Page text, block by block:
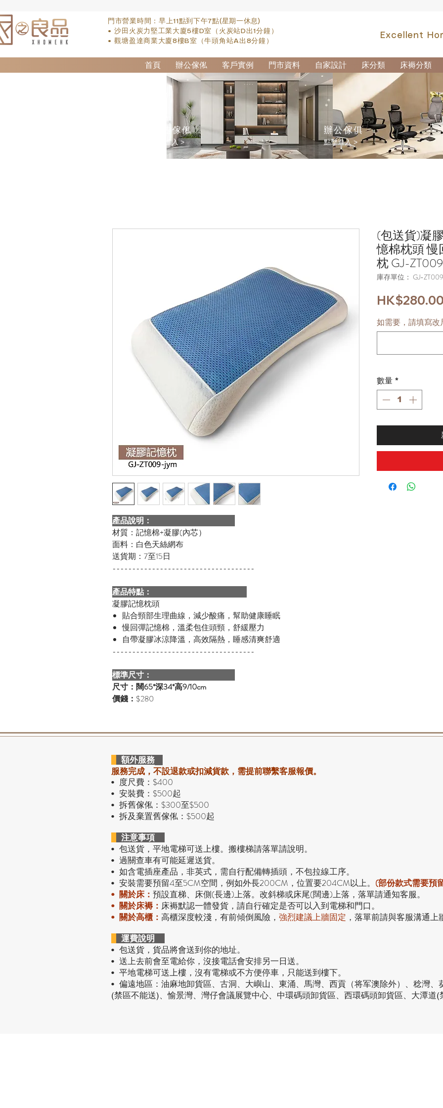
門市營業時間：早上11點到下午7點(星期一休息)
• 沙田火炭力堅工業大廈5樓D室（火炭站D出1分鐘）
• 觀塘盈達商業大廈8樓B室（牛頭角站A出8分鐘）
Excellent
首頁 辦公傢俬 客戶實例 門市資料 自家設計 床分類 床褥分類
訂造傢俬
點擊進入 >
辦公傢俱
點擊進入 >
產品說明：
材質：記憶棉+凝膠(內芯）
面料：白色天絲網布
送貨期：7至15日
------------------------------------
產品特點：
凝膠記憶枕頭
貼合頸部生理曲線，減少酸痛，幫助健康睡眠
慢回彈記憶棉，溫柔包住頭頸，舒緩壓力
自帶凝膠冰涼降溫，高效隔熱，睡感清爽舒適
------------------------------------
標準尺寸：
尺寸：闊65*深34*高9/10cm
價錢： $280
(包送貨)凝
憶棉枕頭
枕 GJ-
庫存單位： GJ-
如需要，請填寫
數量 *
額外服務
服務完成，不設退款或扣減貨款，需提前聯繫客服報價。
• 度尺費：$400
• 安裝費：$500起
• 拆舊傢俬：$300至$500
• 拆及棄置舊傢俬：$500起
注意事項
• 包送貨，平地電梯可送上樓。搬樓梯請落單請說明。
• 過關查車有可能延遲送貨。
• 如含電插座產品，非英式，需自行配備轉插頭，不包拉線工序。
• 安裝需要預留4至5CM空間，例如外長200CM，位置要204CM以上。 (部份款式需要預
• 關於床： 預設直梯、床側(長邊)上落。改斜梯或床尾(闊邊)上落，落單請通知客服。
• 關於床褥： 床褥默認一體發貨，請自行確定是否可以入到電梯和門口。
• 關於高櫃： 高櫃深度較淺，有前傾倒風險， 強烈建議上牆固定 ，落單前請與客服溝通上
運費說明
• 包送貨 ，貨品將會送到你的地址。
• 送上去前會至電給你，沒接電話會安排另一日送。
• 平地電梯可送上樓，沒有電梯或不方便停車，只能送到樓下。
• 偏遠地區：油麻地卸貨區、古洞、大嶼山、東涌、馬灣、西貢（将军澳除外）、稔灣、
(禁區不能送)、愉景灣、灣仔會議展覽中心、中環碼頭卸貨區、西環碼頭卸貨區、大潭道